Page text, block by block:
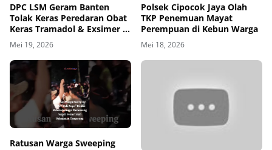
DPC LSM Geram Banten
Tolak Keras Peredaran Obat
Keras Tramadol & Exsimer di
Tangerang
Mei 19, 2026
Polsek Cipocok Jaya Olah
TKP Penemuan Mayat
Perempuan di Kebun Warga
Mei 18, 2026
Ratusan Warga Sweeping